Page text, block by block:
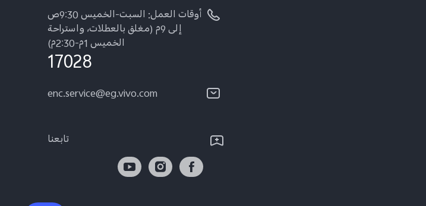
أوقات العمل: السبت-الخميس 9:30ص
إلى 9م (مغلق بالعطلات، واستراحة
الخميس 1م-2:30م)
17028
enc.service@eg.vivo.com
تابعنا